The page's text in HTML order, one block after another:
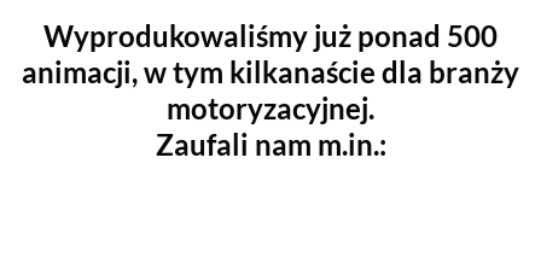
Wyprodukowaliśmy już ponad 500
animacji, w tym kilkanaście dla branży
motoryzacyjnej.
Zaufali nam m.in.: